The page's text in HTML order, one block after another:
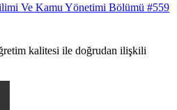
Ve Kamu Yönetimi Bölümü #559
kalitesi ile doğrudan ilişkili